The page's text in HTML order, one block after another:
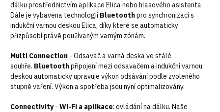
dálku prostřednictvím aplikace Elica nebo hlasového asistenta.
Dále je vybavena technologií Bluetoothpro synchronizaci s
indukční varnou deskou Elica, díky které se automaticky
přizpůsobí právě používaným varným zónám.
Multi Connection - Odsavača varnádeska ve stálé
souhře. Bluetoothpřipojenímezi odsavačem a indukčnívarnou
deskou automaticky upravuje výkon odsávánípodle zvoleného
stupně vaření. Výkon a spotřeba jsou nyníoptimalizovány.
Connectivity- Wi-Fi a aplikace: ovládání na dálku. Naše